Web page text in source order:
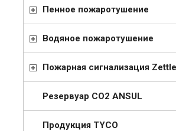
Пенное пожаротушение
Водяное пожаротушение
Пожарная сигнализация
Резервуар СО2 ANSUL
Продукция TYCO